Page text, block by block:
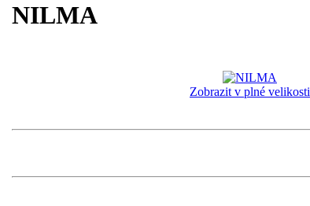
NILMA
Zobrazit v plné velikosti